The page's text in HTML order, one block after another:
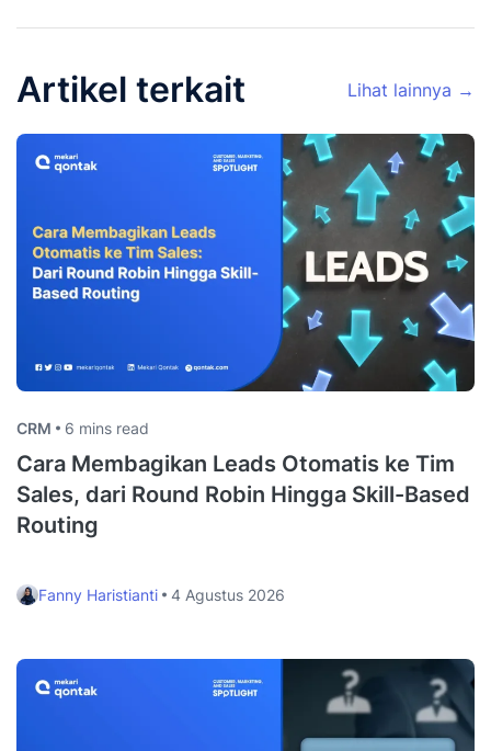
Artikel terkait Lihat lainnya →
CRM 6 mins read
Cara Membagikan Leads Otomatis ke Tim
Sales, dari Round Robin Hingga Skill-Based
Routing
Fanny Haristianti 4 Agustus 2026